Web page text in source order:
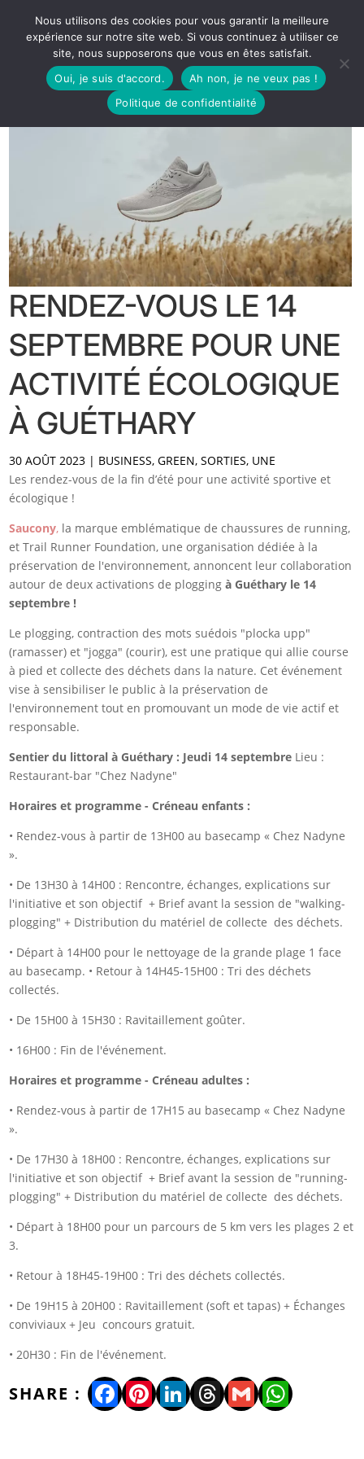
RENDEZ-VOUS LE 14
SEPTEMBRE POUR UNE
ACTIVITÉ ÉCOLOGIQUE
À GUÉTHARY
30 AOÛT 2023 | BUSINESS,GREEN,SORTIES, UNE
Les rendez-vous de la fin d’été pour une activité sportive et
écologique !
Saucony, la marque emblématique de chaussures de running,
et Trail Runner Foundation, une organisation dédiée à la
préservation de l'environnement, annoncent leur collaboration
autour de deux activations de ploggingà Guéthary le 14
septembre !
Le plogging, contraction des mots suédois "plocka upp"
(ramasser) et "jogga" (courir), est une pratique qui allie course
à pied et collecte des déchets dans la nature. Cet événement
vise à sensibiliser le public à la préservation de
l'environnement tout en promouvant un mode de vie actif et
responsable.
Sentier du littoral à Guéthary : Jeudi 14 septembre Lieu :
Restaurant-bar "Chez Nadyne"
Horaires et programme - Créneau enfants :
• Rendez-vous à partir de 13H00 au basecamp « Chez Nadyne
».
• De 13H30 à 14H00 : Rencontre, échanges, explications sur
l'initiative et son objectif + Brief avant la session de "walking-
plogging" + Distribution du matériel de collecte des déchets.
• Départ à 14H00 pour le nettoyage de la grande plage 1 face
au basecamp. • Retour à 14H45-15H00 : Tri des déchets
collectés.
• De 15H00 à 15H30 : Ravitaillement goûter.
• 16H00 : Fin de l'événement.
Horaires et programme - Créneau adultes :
• Rendez-vous à partir de 17H15 au basecamp « Chez Nadyne
».
• De 17H30 à 18H00 : Rencontre, échanges, explications sur
l'initiative et son objectif + Brief avant la session de "running-
plogging" + Distribution du matériel de collecte des déchets.
• Départ à 18H00 pour un parcours de 5 km vers les plages 2 et
3.
• Retour à 18H45-19H00 : Tri des déchets collectés.
• De 19H15 à 20H00 : Ravitaillement (soft et tapas) + Échanges
conviviaux + Jeu concours gratuit.
• 20H30 : Fin de l'événement.
Facebook
Pinterest
LinkedIn
Threads
Gmail
Nous utilisons des cookies pour vous garantir la meilleure
expérience sur notre site web. Si vous continuez à utiliser ce
site, nous supposerons que vous en êtes satisfait.
Oui, je suis d'accord.
Ah non, je ne veux pas !
Politique de confidentialité